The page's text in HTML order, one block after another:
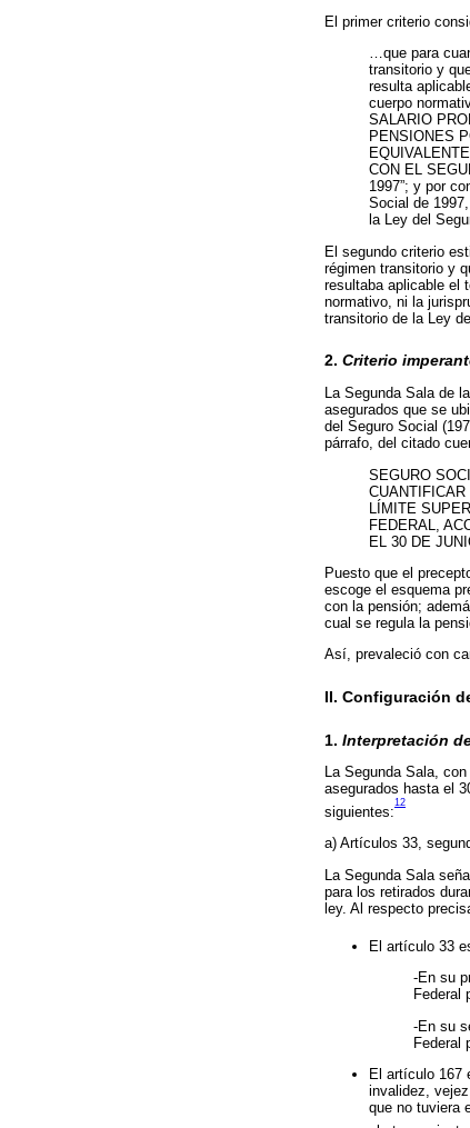
El primer criterio
…que para
transitorio y
resulta
cuerpo
SALARIO
PENSIONES
CON EL
1997”; y por
Social de
la Ley del
El segundo criterio
régimen transitorio y
resultaba aplicable el
normativo, ni la
transitorio de la Ley
2. Criterio
La Segunda Sala de
asegurados que se
del Seguro Social
párrafo, del citado
SEGURO
LÍMITE
FEDERAL,
EL 30 DE
Puesto que el
escoge el esquema
con la pensión;
cual se regula la
Así, prevaleció con
II. Configuración
1. Interpretación
La Segunda Sala,
asegurados hasta el
siguientes:
12
a) Artículos 33,
La Segunda Sala
para los retirados
ley. Al respecto
El artículo 33
-En su
Federal
-En su
Federal
El artículo 167
invalidez,
que no tuviera